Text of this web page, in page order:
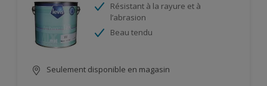
Résistant à la rayure et à
l’abrasion
Beau tendu
Seulement disponible en magasin